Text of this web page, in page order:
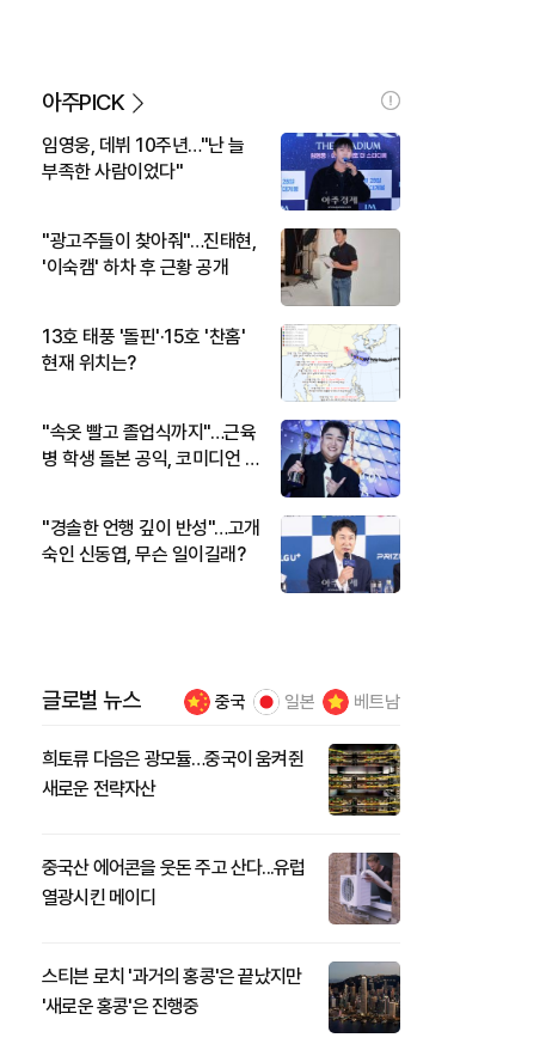
아주PICK
임영웅, 데뷔 10주년…"난 늘
부족한 사람이었다"
"광고주들이 찾아줘"…진태현,
'이숙캠' 하차 후 근황 공개
13호 태풍 '돌핀'·15호 '찬홈'
현재 위치는?
"속옷 빨고 졸업식까지"…근육
병 학생 돌본 공익, 코미디언 김
"경솔한 언행 깊이 반성"…고개
숙인 신동엽, 무슨 일이길래?
글로벌 뉴스 중국 일본 베트남
희토류 다음은 광모듈…중국이 움켜쥔
새로운 전략자산
중국산 에어콘을 웃돈 주고 산다...유럽
열광시킨 메이디
스티븐 로치 '과거의 홍콩'은 끝났지만
'새로운 홍콩'은 진행중